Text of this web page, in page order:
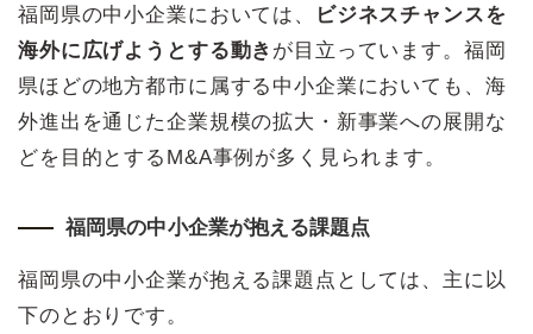
福岡県の中小企業においては、
ビジネスチャンスを
海外に広げようとする動き が目立っています。福岡
県ほどの地方都市に属する中小企業においても、海
外進出を通じた企業規模の拡大・新事業への展開な
どを目的とするM&A事例が多く見られます。
福岡県の中小企業が抱える課題点
福岡県の中小企業が抱える課題点としては、主に以
下のとおりです。